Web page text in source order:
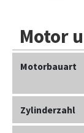
Motor
Motorbauart
Zylinderzahl